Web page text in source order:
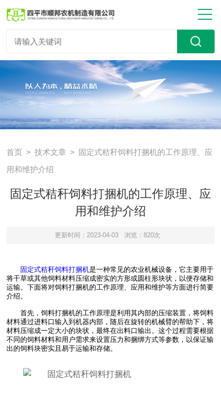
首页 >技术文章 > 固定式秸秆饲料打捆机的工作原理、应
用和维护介绍
固定式秸秆饲料打捆机的工作原理、应
用和维护介绍
更新时间：2023-04-03 浏览：820次
固定式秸秆饲料打捆机是一种常见的农业机械设备，它主要用于
将干草或其他饲料材料压缩成密实的方形或圆柱形块状，以便存储和
运输。下面将对饲料打捆机的工作原理、应用和维护等方面进行简要
介绍。
首先，饲料打捆机的工作原理是利用其内部的压缩装置，将饲料
材料通过进料口输入到机器内部，随后在旋转的机械臂的帮助下，将
材料压缩成一定大小的块状，最终在出料口输出。这个过程需要根据
不同的饲料材料和用户需求来设置压力和捆绑方式等参数，以保证输
出的饲料块密实且易于运输和存储。